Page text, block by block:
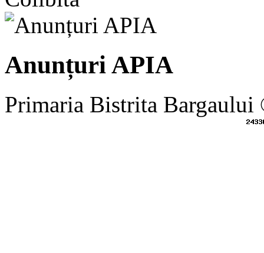
Anunțuri APIA
Primaria Bistrita Bargaului